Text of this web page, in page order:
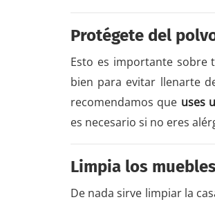
Protégete del
Esto es importante sobre
bien para evitar llenarte
recomendamos que uses
es necesario si no eres
Limpia los muebles
De nada sirve limpiar la